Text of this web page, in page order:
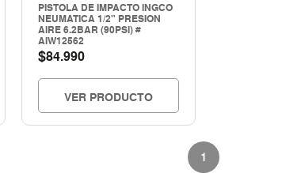
PISTOLA DE IMPACTO INGCO
NEUMATICA 1/2" PRESION
AIRE 6.2BAR (90PSI) #
AIW12562
$84.990
VER PRODUCTO
1